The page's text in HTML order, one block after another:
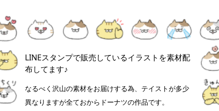
LINEスタンプで販売しているイラストを素材配
布してます♪
なるべく沢山の素材をお届けする為、テイストが多少
異なりますが全ておからドーナツの作品です。